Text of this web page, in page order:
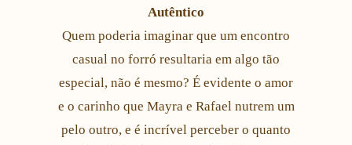
Autêntico
Quem poderia imaginar que um encontro
casual no forró resultaria em algo tão
especial, não é mesmo? É evidente o amor
e o carinho que Mayra e Rafael nutrem um
pelo outro, e é incrível perceber o quanto